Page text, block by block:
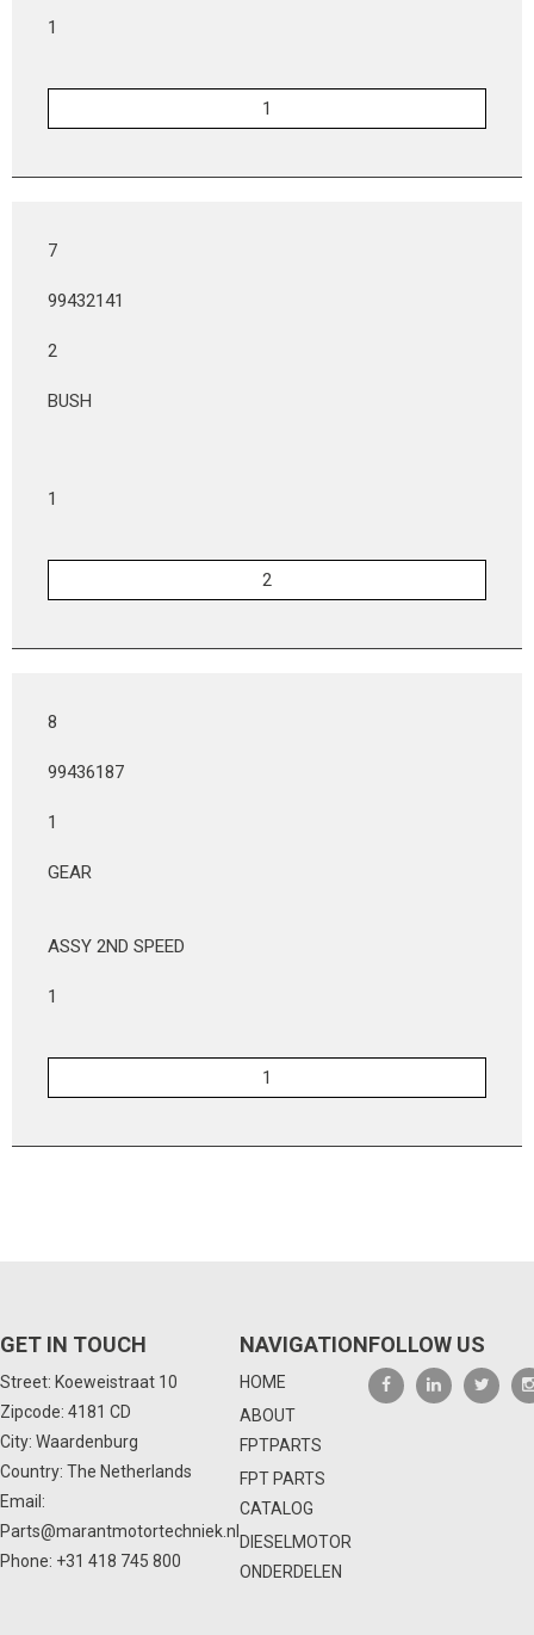
1
7
99432141
2
BUSH
1
8
99436187
1
GEAR
ASSY 2ND SPEED
1
GET IN TOUCH
Street: Koeweistraat 10
Zipcode: 4181 CD
City: Waardenburg
Country: The Netherlands
Email:
Parts@marantmotortechniek.nl
Phone: +31 418 745 800
NAVIGATION
HOME
ABOUT
FPTPARTS
FPT PARTS
CATALOG
DIESELMOTOR
ONDERDELEN
FOLLOW US